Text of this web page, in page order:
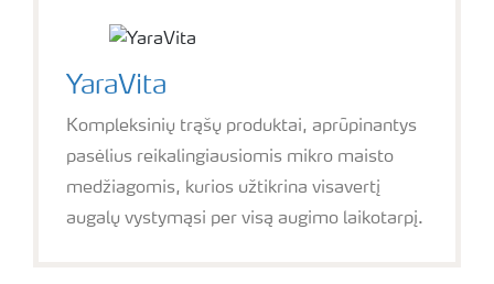
YaraVita
Kompleksinių trąšų produktai, aprūpinantys
pasėlius reikalingiausiomis mikro maisto
medžiagomis, kurios užtikrina visavertį
augalų vystymąsi per visą augimo laikotarpį.